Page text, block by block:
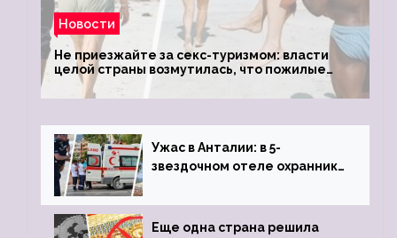
Новости
Не приезжайте за секс-туризмом: власти
целой страны возмутилась, что пожилые
туристки массово едут к ним, чтобы
обзавестись молодыми любовниками
Ужас в Анталии: в 5-
звездочном отеле охранник
пистолета
Еще одна страна решила